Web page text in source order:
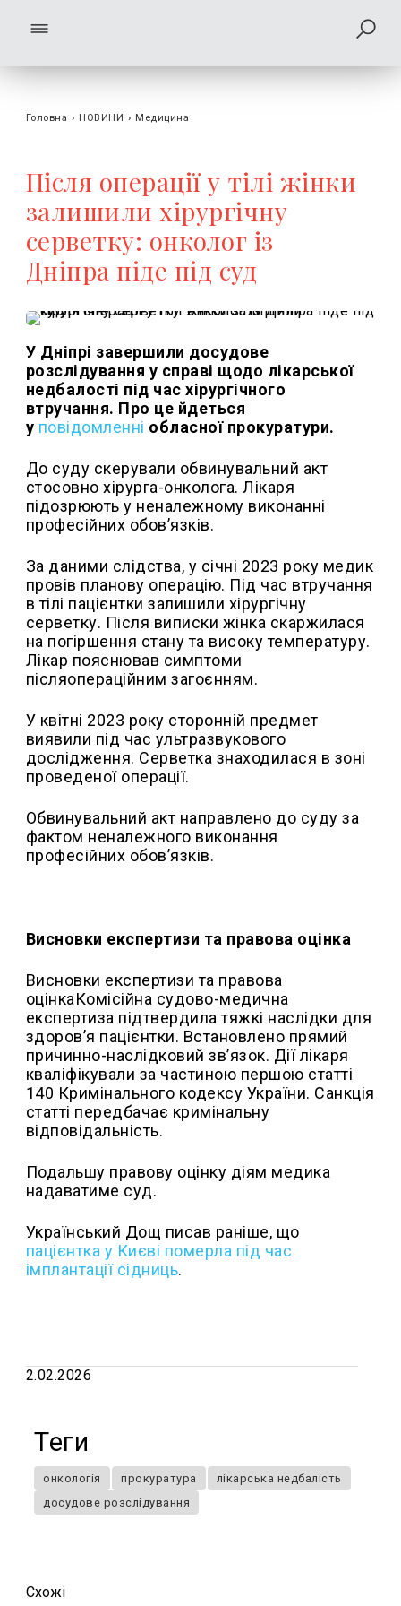
Головна › НОВИНИ › Медицина
Після операції у тілі жінки
залишили хірургічну
серветку: онколог із
Дніпра піде під суд
У Дніпрі завершили досудове
розслідування у справі щодо лікарської
недбалості під час хірургічного
втручання. Про це йдеться
у повідомленні обласної прокуратури.
До суду скерували обвинувальний акт
стосовно хірурга-онколога. Лікаря
підозрюють у неналежному виконанні
професійних обов’язків.
За даними слідства, у січні 2023 року медик
провів планову операцію. Під час втручання
в тілі пацієнтки залишили хірургічну
серветку. Після виписки жінка скаржилася
на погіршення стану та високу температуру.
Лікар пояснював симптоми
післяопераційним загоєнням.
У квітні 2023 року сторонній предмет
виявили під час ультразвукового
дослідження. Серветка знаходилася в зоні
проведеної операції.
Обвинувальний акт направлено до суду за
фактом неналежного виконання
професійних обов’язків.
Висновки експертизи та правова оцінка
Висновки експертизи та правова
оцінкаКомісійна судово-медична
експертиза підтвердила тяжкі наслідки для
здоров’я пацієнтки. Встановлено прямий
причинно-наслідковий зв’язок. Дії лікаря
кваліфікували за частиною першою статті
140 Кримінального кодексу України. Санкція
статті передбачає кримінальну
відповідальність.
Подальшу правову оцінку діям медика
надаватиме суд.
Український Дощ писав раніше, що
пацієнтка у Києві померла під час
імплантації сідниць.
2.02.2026
Теги
онкологія прокуратура
лікарська недбалість
досудове розслідування
Схожi